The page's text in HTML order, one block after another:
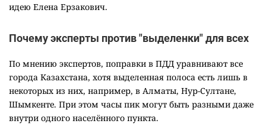
идею Елена Ерзакович.
Почему эксперты против "выделенки" для всех
По мнению экспертов, поправки в ПДД уравнивают все
города Казахстана, хотя выделенная полоса есть лишь в
некоторых из них, например, в Алматы, Нур-Султане,
Шымкенте. При этом часы пик могут быть разными даже
внутри одного населённого пункта.